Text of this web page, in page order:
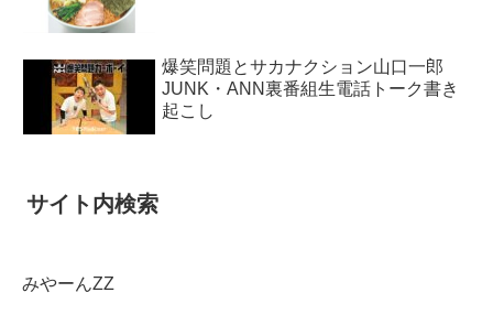
爆笑問題とサカナクション山口一郎
JUNK・ANN裏番組生電話トーク書き
起こし
サイト内検索
みやーんZZ